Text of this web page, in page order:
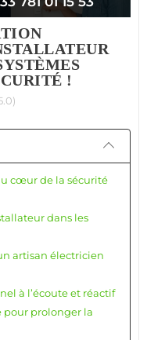
!
cœur de la sécurité
dans les
artisan électricien
à l’écoute et réactif
pour prolonger la